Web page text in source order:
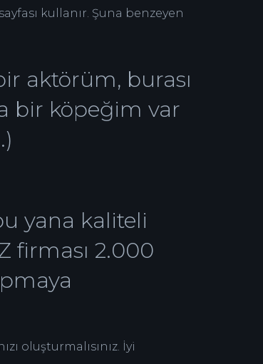
kullanır. Şuna benzeyen
aktörüm, burası
bir köpeğim var
yana kaliteli
firması 2.000
oluşturmalısınız. İyi